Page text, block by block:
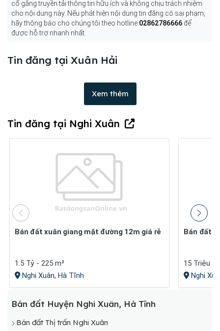
cố gắng truyền tải thông tin hữu ích và không chịu trách nhiệm
cho nội dung này. Nếu phát hiện nội dung tin đăng có sai phạm,
hãy thông báo cho chúng tôi theo hotline 02862786666 để
được hỗ trợ nhanh nhất.
Tin đăng tại Xuân Hải
Xem thêm
Tin đăng tại Nghi Xuân
Bán đất xuân giang mặt đường 12m giá rẻ
1.5 Tỷ - 225 m²
Nghi Xuân, Hà Tĩnh
Bán đất
15 Triệu -
Nghi
Bán đất Huyện Nghi Xuân, Hà Tĩnh
Bán đất Thị trấn Nghi Xuân